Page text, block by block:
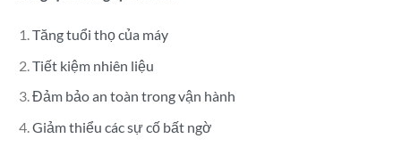
Tăng tuổi thọ của máy
Tiết kiệm nhiên liệu
Đảm bảo an toàn trong vận hành
Giảm thiểu các sự cố bất ngờ